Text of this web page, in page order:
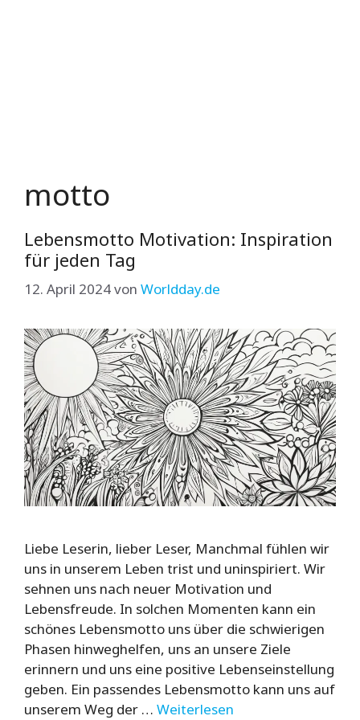
motto
Lebensmotto Motivation: Inspiration
für jeden Tag
12. April 2024von Worldday.de
Liebe Leserin, lieber Leser, Manchmal fühlen wir
uns in unserem Leben trist und uninspiriert. Wir
sehnen uns nach neuer Motivation und
Lebensfreude. In solchen Momenten kann ein
schönes Lebensmotto uns über die schwierigen
Phasen hinweghelfen, uns an unsere Ziele
erinnern und uns eine positive Lebenseinstellung
geben. Ein passendes Lebensmotto kann uns auf
unserem Weg der … Weiterlesen